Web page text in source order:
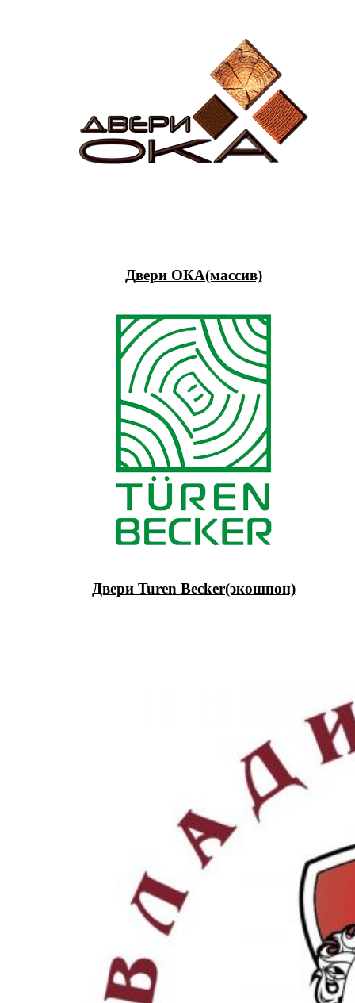
Двери ОКА(массив)
Двери Turen Becker(экошпон)